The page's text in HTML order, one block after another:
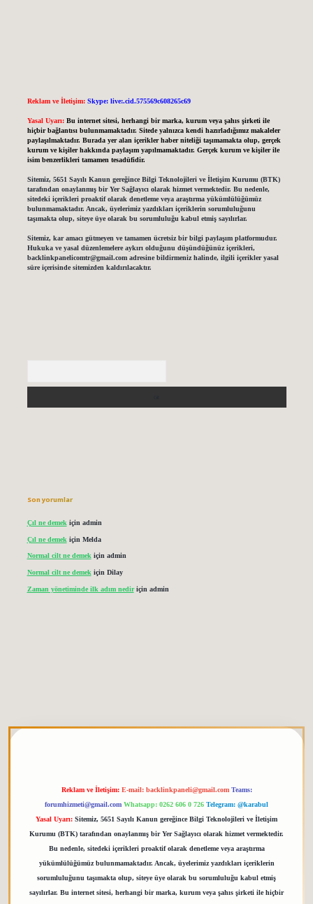
Reklam ve İletişim: Skype: live:.cid.575569c608265c69
Yasal Uyarı: Bu internet sitesi, herhangi bir marka, kurum veya şahıs şirketi ile
hiçbir bağlantısı bulunmamaktadır. Sitede yalnızca kendi hazırladığımız makaleler
paylaşılmaktadır. Burada yer alan içerikler haber niteliği taşımamakta olup, gerçek
kurum ve kişiler hakkında paylaşım yapılmamaktadır. Gerçek kurum ve kişiler ile
isim benzerlikleri tamamen tesadüfidir.
Sitemiz, 5651 Sayılı Kanun gereğince Bilgi Teknolojileri ve İletişim Kurumu (BTK)
tarafından onaylanmış bir Yer Sağlayıcı olarak hizmet vermektedir. Bu nedenle,
sitedeki içerikleri proaktif olarak denetleme veya araştırma yükümlülüğümüz
bulunmamaktadır. Ancak, üyelerimiz yazdıkları içeriklerin sorumluluğunu
taşımakta olup, siteye üye olarak bu sorumluluğu kabul etmiş sayılırlar.
Sitemiz, kar amacı gütmeyen ve tamamen ücretsiz bir bilgi paylaşım platformudur.
Hukuka ve yasal düzenlemelere aykırı olduğunu düşündüğünüz içerikleri,
backlinkpanelicomtr@gmail.comadresine bildirmeniz halinde, ilgili içerikler yasal
süre içerisinde sitemizden kaldırılacaktır.
Son yorumlar
Çıl ne demek için admin
Çıl ne demek için Melda
Normal cilt ne demekiçin admin
Normal cilt ne demek için Dilay
Zaman yönetiminde ilk adım nediriçin admin
Reklam ve İletişim: E-mail: backlinkpaneli@gmail.com Teams:
forumhizmeti@gmail.com Whatsapp: 0262 606 0 726 Telegram: @karabul
Yasal Uyarı: Sitemiz, 5651 Sayılı Kanun gereğince Bilgi Teknolojileri ve İletişim
Kurumu (BTK) tarafından onaylanmış bir Yer Sağlayıcı olarak hizmet vermektedir.
Bu nedenle, sitedeki içerikleri proaktif olarak denetleme veya araştırma
yükümlülüğümüz bulunmamaktadır. Ancak, üyelerimiz yazdıkları içeriklerin
sorumluluğunu taşımakta olup, siteye üye olarak bu sorumluluğu kabul etmiş
sayılırlar. Bu internet sitesi, herhangi bir marka, kurum veya şahıs şirketi ile hiçbir